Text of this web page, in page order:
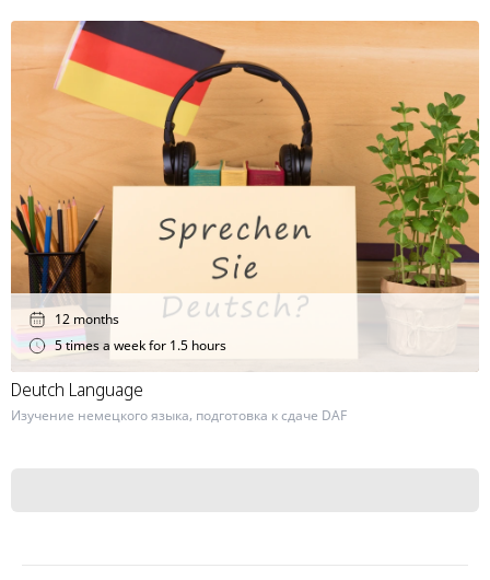
12 months
5 times a week for 1.5 hours
Deutch Language
Изучение немецкого языка, подготовка к сдаче DAF